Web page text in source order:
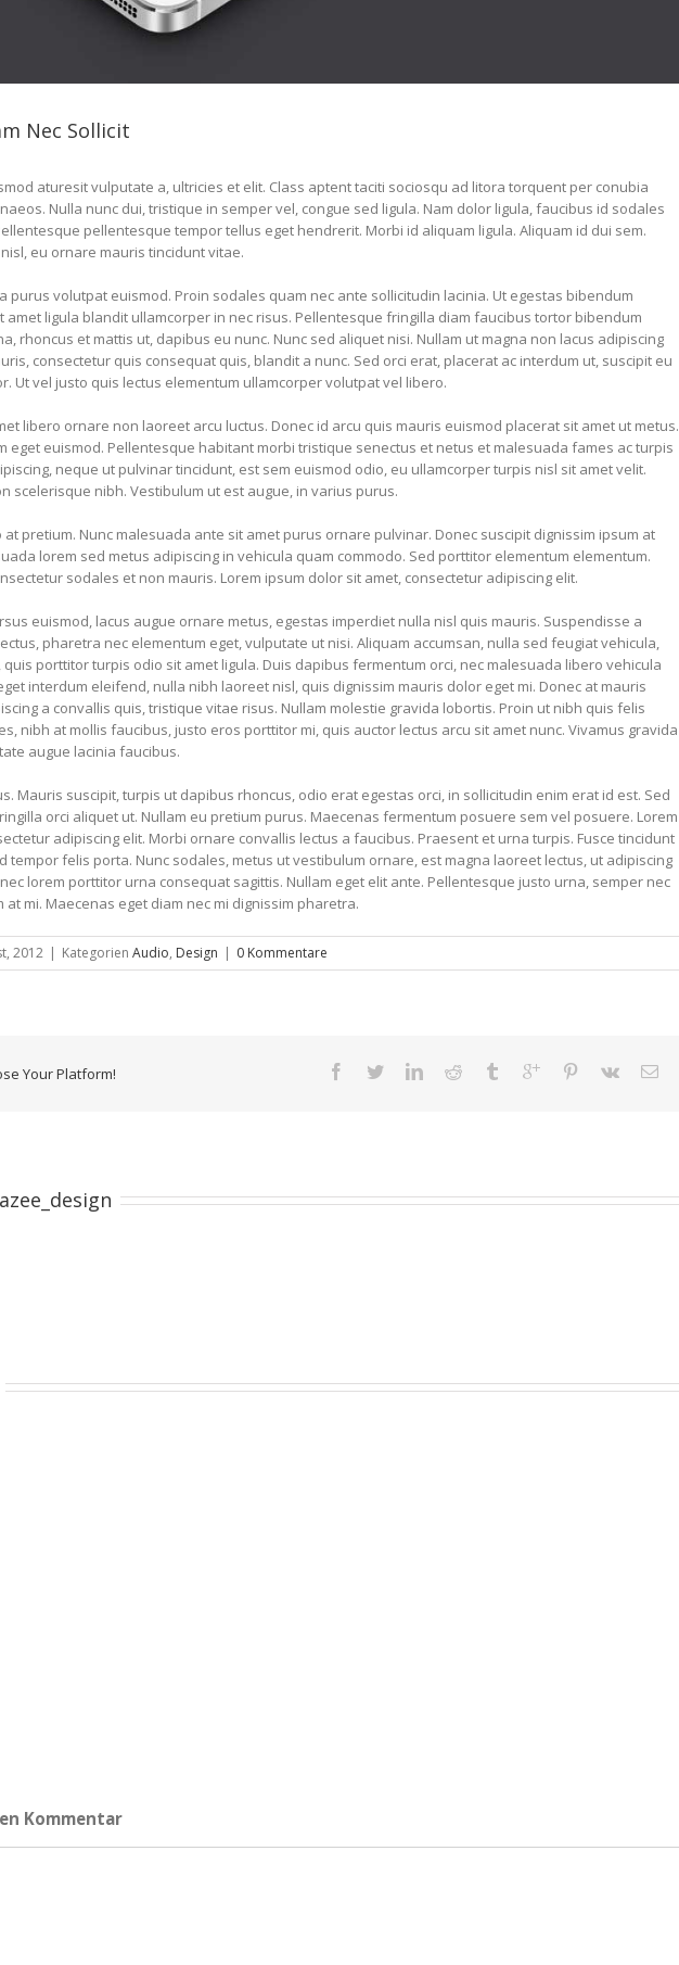
Nec Sollicit
aturesit vulputate a, ultricies et elit. Class aptent taciti sociosqu ad litora torquent per conubia
Nulla nunc dui, tristique in semper vel, congue sed ligula. Nam dolor ligula, faucibus id sodales
pellentesque tempor tellus eget hendrerit. Morbi id aliquam ligula. Aliquam id dui sem.
eu ornare mauris tincidunt vitae.
purus volutpat euismod. Proin sodales quam nec ante sollicitudin lacinia. Ut egestas bibendum
amet ligula blandit ullamcorper in nec risus. Pellentesque fringilla diam faucibus tortor bibendum
rhoncus et mattis ut, dapibus eu nunc. Nunc sed aliquet nisi. Nullam ut magna non lacus adipiscing
consectetur quis consequat quis, blandit a nunc. Sed orci erat, placerat ac interdum ut, suscipit eu
Ut vel justo quis lectus elementum ullamcorper volutpat vel libero.
libero ornare non laoreet arcu luctus. Donec id arcu quis mauris euismod placerat sit amet ut metus.
eget euismod. Pellentesque habitant morbi tristique senectus et netus et malesuada fames ac turpis
neque ut pulvinar tincidunt, est sem euismod odio, eu ullamcorper turpis nisl sit amet velit.
scelerisque nibh. Vestibulum ut est augue, in varius purus.
pretium. Nunc malesuada ante sit amet purus ornare pulvinar. Donec suscipit dignissim ipsum at
lorem sed metus adipiscing in vehicula quam commodo. Sed porttitor elementum elementum.
sodales et non mauris. Lorem ipsum dolor sit amet, consectetur adipiscing elit.
euismod, lacus augue ornare metus, egestas imperdiet nulla nisl quis mauris. Suspendisse a
pharetra nec elementum eget, vulputate ut nisi. Aliquam accumsan, nulla sed feugiat vehicula,
porttitor turpis odio sit amet ligula. Duis dapibus fermentum orci, nec malesuada libero vehicula
interdum eleifend, nulla nibh laoreet nisl, quis dignissim mauris dolor eget mi. Donec at mauris
a convallis quis, tristique vitae risus. Nullam molestie gravida lobortis. Proin ut nibh quis felis
nibh at mollis faucibus, justo eros porttitor mi, quis auctor lectus arcu sit amet nunc. Vivamus gravida
augue lacinia faucibus.
Mauris suscipit, turpis ut dapibus rhoncus, odio erat egestas orci, in sollicitudin enim erat id est. Sed
orci aliquet ut. Nullam eu pretium purus. Maecenas fermentum posuere sem vel posuere. Lorem
adipiscing elit. Morbi ornare convallis lectus a faucibus. Praesent et urna turpis. Fusce tincidunt
tempor felis porta. Nunc sodales, metus ut vestibulum ornare, est magna laoreet lectus, ut adipiscing
lorem porttitor urna consequat sagittis. Nullam eget elit ante. Pellentesque justo urna, semper nec
mi. Maecenas eget diam nec mi dignissim pharetra.
2012 | Kategorien Audio, Design | 0 Kommentare
Your Platform!
Kommentar